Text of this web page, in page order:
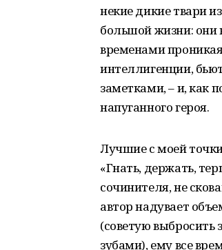
некие дикие твари
большой жизни: они
временами
интеллигенции,
заметками, – и, как
напуганного героя.
Лучшие с моей
«Гнать, держать,
сочинителя, не
автор надувает
(советую выбросить
зубами), ему все